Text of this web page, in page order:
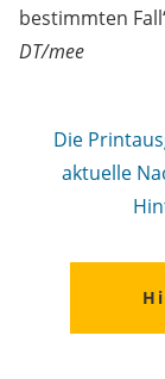
bestimmten
DT/mee
Die
aktuelle